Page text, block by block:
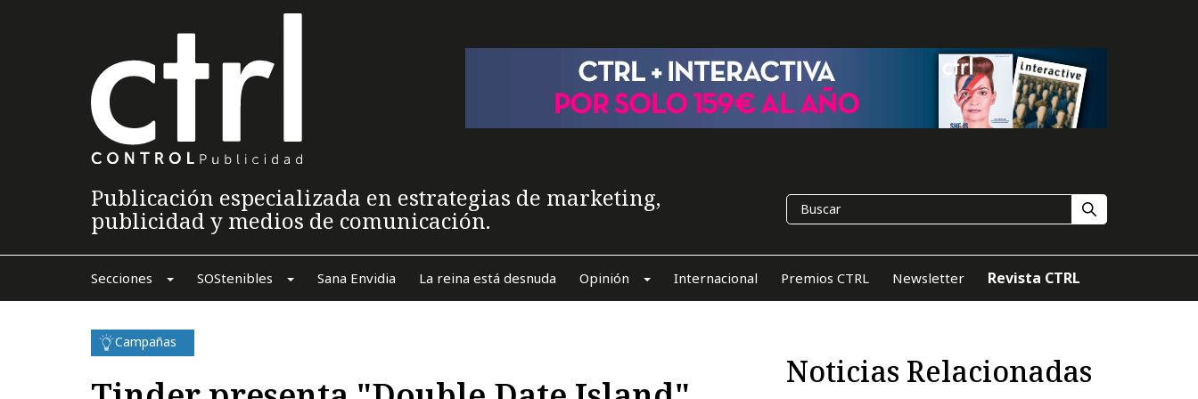
Publicación especializada en estrategias de marketing,
publicidad y medios de comunicación.
Secciones SOStenibles Sana Envidia La reina está desnuda Opinión Internacional Premios CTRL Newsletter Revista CTRL
Campañas
Noticias Relacionadas